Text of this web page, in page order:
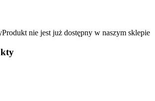
Produkt nie jest już dostępny w naszym sklepie